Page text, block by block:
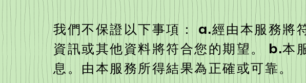
我們不保證以下事項： a.經由本服務將
資訊或其他資料將符合您的期望。 b.本
息。由本服務所得結果為正確或可靠。